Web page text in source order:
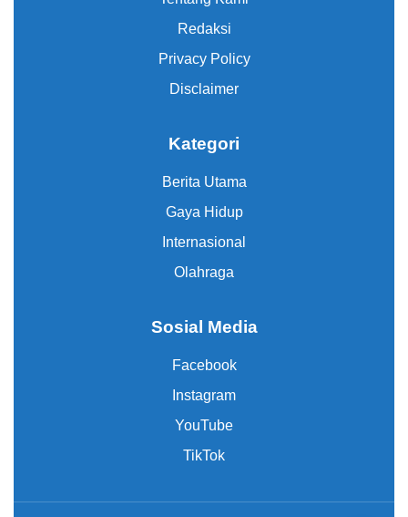
Redaksi
Privacy Policy
Disclaimer
Kategori
Berita Utama
Gaya Hidup
Internasional
Olahraga
Sosial Media
Facebook
Instagram
YouTube
TikTok